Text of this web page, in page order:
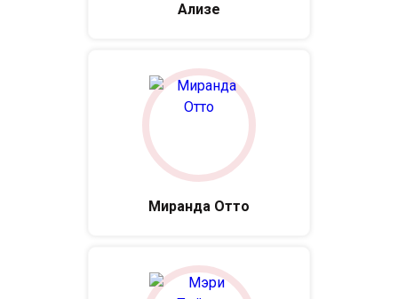
Ализе
Миранда Отто